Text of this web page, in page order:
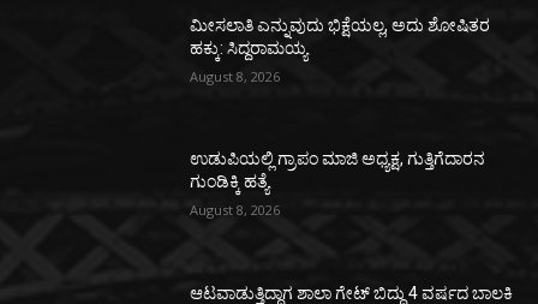
ಮೀಸಲಾತಿ ಎನ್ನುವುದು ಭಿಕ್ಷೆಯಲ್ಲ, ಅದು ಶೋಷಿತರ
ಹಕ್ಕು: ಸಿದ್ದರಾಮಯ್ಯ
August 8, 2026
ಉಡುಪಿಯಲ್ಲಿ ಗ್ರಾಪಂ ಮಾಜಿ ಅಧ್ಯಕ್ಷ, ಗುತ್ತಿಗೆದಾರನ
ಗುಂಡಿಕ್ಕಿ ಹತ್ಯೆ
August 8, 2026
ಆಟವಾಡುತ್ತಿದ್ದಾಗ ಶಾಲಾ ಗೇಟ್‌ ಬಿದ್ದು 4 ವರ್ಷದ ಬಾಲಕಿ